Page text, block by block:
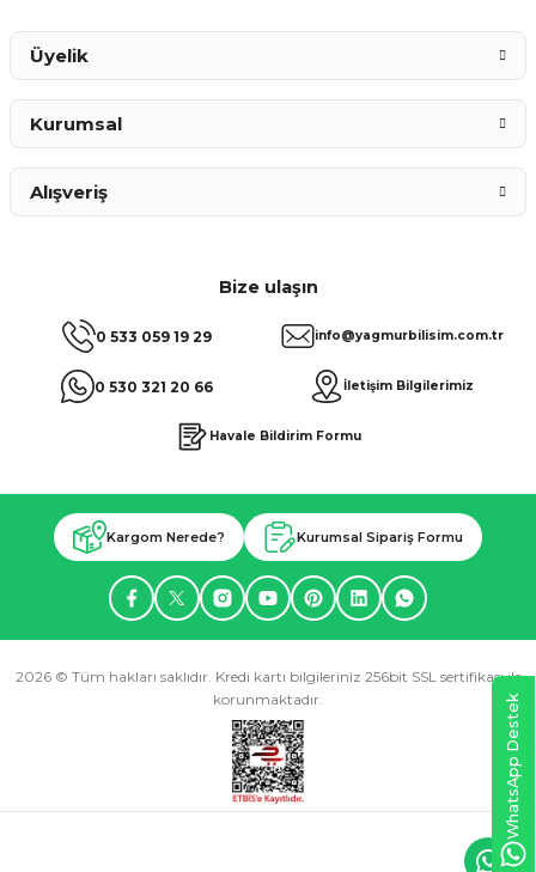
Bize ulaşın
0 533 059 19 29
0 530 321 20 66
info@yagmurbilisim.com.tr
İletişim Bilgilerimiz
Havale Bildirim Formu
Üyelik
Kurumsal
Alışveriş
Kargom Nerede? Kurumsal Sipariş Formu
2026 © Tüm hakları saklıdır. Kredi kartı bilgileriniz 256bit SSL sertifikası ile
korunmaktadır.
WhatsApp Destek